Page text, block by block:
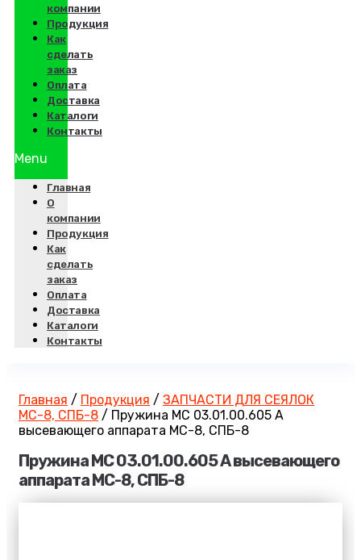
компании
Продукция
Как
сделать
заказ
Оплата
Доставка
Каталоги
Контакты
Menu
Главная
О
компании
Продукция
Как
сделать
заказ
Оплата
Доставка
Каталоги
Контакты
Главная / Продукция / ЗАПЧАСТИ ДЛЯ СЕЯЛОК
МС-8, СПБ-8 / Пружина МС 03.01.00.605 А
высевающего аппарата МС-8, СПБ-8
Пружина МС 03.01.00.605 А высевающего
аппарата МС-8, СПБ-8